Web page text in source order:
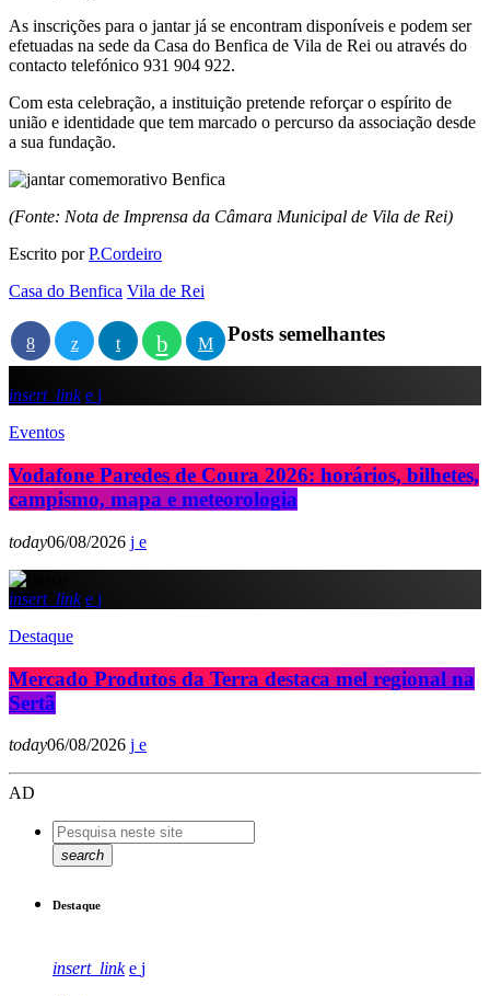
As inscrições para o jantar já se encontram disponíveis e podem ser
efetuadas na sede da Casa do Benfica de Vila de Rei ou através do
contacto telefónico 931 904 922.
Com esta celebração, a instituição pretende reforçar o espírito de
união e identidade que tem marcado o percurso da associação desde
a sua fundação.
(Fonte: Nota de Imprensa da Câmara Municipal de Vila de Rei)
Escrito porP.Cordeiro
Casa do Benfica Vila de Rei
Posts semelhantes
insert_link
Eventos
Vodafone Paredes de Coura 2026: horários, bilhetes,
campismo, mapa e meteorologia
today06/08/2026
insert_link
Destaque
Mercado Produtos da Terra destaca mel regional na
Sertã
today06/08/2026
AD
search
Destaque
insert_link